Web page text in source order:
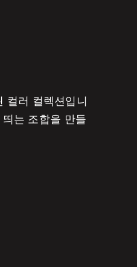
컬러 컬렉션입니
는 조합을 만들